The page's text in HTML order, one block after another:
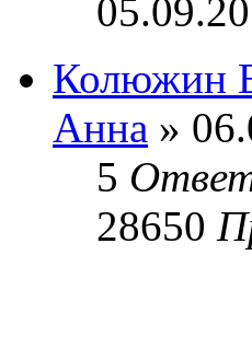
Колюжин
Анна »
5
28650